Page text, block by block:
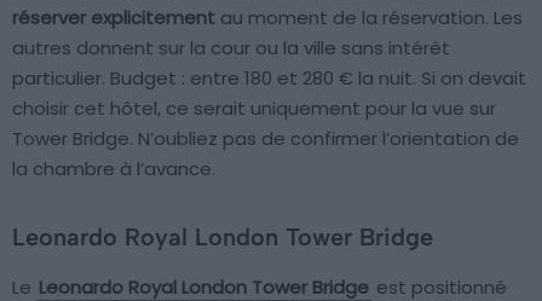
réserver explicitement au moment de la réservation. Les
autres donnent sur la cour ou la ville sans intérêt
particulier. Budget : entre 180 et 280 € la nuit. Si on devait
choisir cet hôtel, ce serait uniquement pour la vue sur
Tower Bridge. N’oubliez pas de confirmer l’orientation de
la chambre à l’avance.
Leonardo Royal London Tower Bridge
Le Leonardo Royal London Tower Bridge est positionné